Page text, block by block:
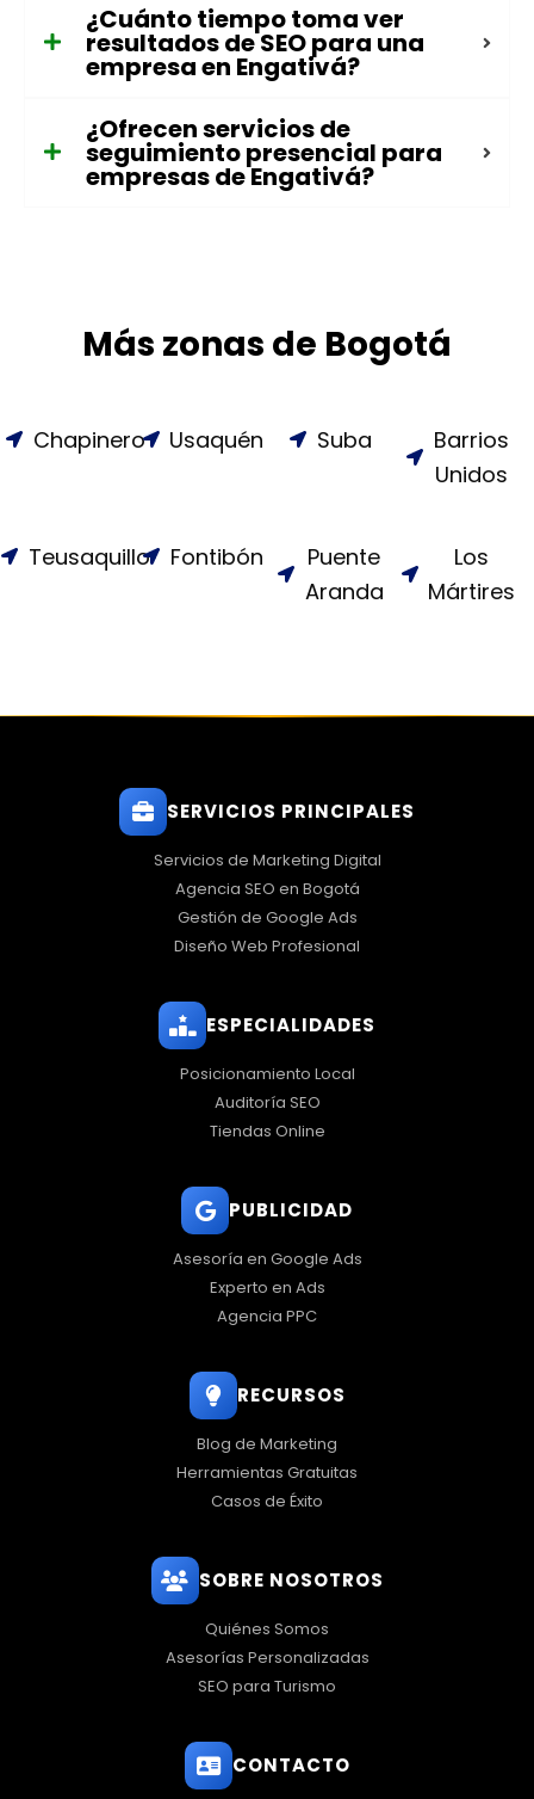
¿Cuánto tiempo toma ver
resultados de SEO para una
empresa en Engativá?
¿Ofrecen servicios de
seguimiento presencial para
empresas de Engativá?
Más zonas de Bogotá
Chapinero Usaquén Suba
Barrios
Unidos
Teusaquillo Fontibón
Puente
Aranda
Los
Mártires
SERVICIOS PRINCIPALES
Servicios de Marketing Digital
Agencia SEO en Bogotá
Gestión de Google Ads
Diseño Web Profesional
ESPECIALIDADES
Posicionamiento Local
Auditoría SEO
Tiendas Online
PUBLICIDAD
Asesoría en Google Ads
Experto en Ads
Agencia PPC
RECURSOS
Blog de Marketing
Herramientas Gratuitas
Casos de Éxito
SOBRE NOSOTROS
Quiénes Somos
Asesorías Personalizadas
SEO para Turismo
CONTACTO